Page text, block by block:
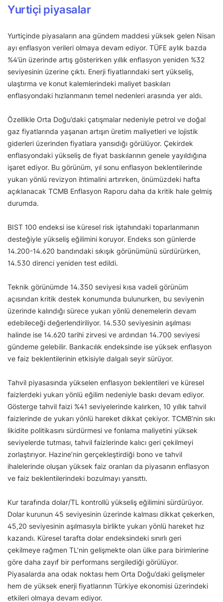
Yurtiçi piyasalar
Yurtiçinde piyasaların ana gündem maddesi yüksek gelen Nisan
ayı enflasyon verileri olmaya devam ediyor. TÜFE aylık bazda
%4’ün üzerinde artış gösterirken yıllık enflasyon yeniden %32
seviyesinin üzerine çıktı. Enerji fiyatlarındaki sert yükseliş,
ulaştırma ve konut kalemlerindeki maliyet baskıları
enflasyondaki hızlanmanın temel nedenleri arasında yer aldı.
Özellikle Orta Doğu’daki çatışmalar nedeniyle petrol ve doğal
gaz fiyatlarında yaşanan artışın üretim maliyetleri ve lojistik
giderleri üzerinden fiyatlara yansıdığı görülüyor. Çekirdek
enflasyondaki yükseliş de fiyat baskılarının genele yayıldığına
işaret ediyor. Bu görünüm, yıl sonu enflasyon beklentilerinde
yukarı yönlü revizyon ihtimalini artırırken, önümüzdeki hafta
açıklanacak TCMB Enflasyon Raporu daha da kritik hale gelmiş
durumda.
BIST 100 endeksi ise küresel risk iştahındaki toparlanmanın
desteğiyle yükseliş eğilimini koruyor. Endeks son günlerde
14.200-14.620 bandındaki sıkışık görünümünü sürdürürken,
14.530 direnci yeniden test edildi.
Teknik görünümde 14.350 seviyesi kısa vadeli görünüm
açısından kritik destek konumunda bulunurken, bu seviyenin
üzerinde kalındığı sürece yukarı yönlü denemelerin devam
edebileceği değerlendiriliyor. 14.530 seviyesinin aşılması
halinde ise 14.620 tarihi zirvesi ve ardından 14.700 seviyesi
gündeme gelebilir. Bankacılık endeksinde ise yüksek enflasyon
ve faiz beklentilerinin etkisiyle dalgalı seyir sürüyor.
Tahvil piyasasında yükselen enflasyon beklentileri ve küresel
faizlerdeki yukarı yönlü eğilim nedeniyle baskı devam ediyor.
Gösterge tahvil faizi %41 seviyelerinde kalırken, 10 yıllık tahvil
faizlerinde de yukarı yönlü hareket dikkat çekiyor. TCMB’nin sıkı
likidite politikasını sürdürmesi ve fonlama maliyetini yüksek
seviyelerde tutması, tahvil faizlerinde kalıcı geri çekilmeyi
zorlaştırıyor. Hazine’nin gerçekleştirdiği bono ve tahvil
ihalelerinde oluşan yüksek faiz oranları da piyasanın enflasyon
ve faiz beklentilerindeki bozulmayı yansıttı.
Kur tarafında dolar/TL kontrollü yükseliş eğilimini sürdürüyor.
Dolar kurunun 45 seviyesinin üzerinde kalması dikkat çekerken,
45,20 seviyesinin aşılmasıyla birlikte yukarı yönlü hareket hız
kazandı. Küresel tarafta dolar endeksindeki sınırlı geri
çekilmeye rağmen TL’nin gelişmekte olan ülke para birimlerine
göre daha zayıf bir performans sergilediği görülüyor.
Piyasalarda ana odak noktası hem Orta Doğu’daki gelişmeler
hem de yüksek enerji fiyatlarının Türkiye ekonomisi üzerindeki
etkileri olmaya devam ediyor.